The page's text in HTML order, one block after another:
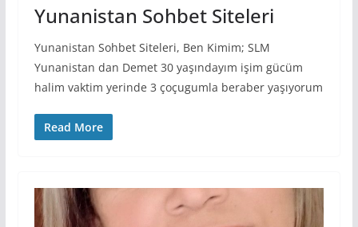
Yunanistan Sohbet Siteleri
Yunanistan Sohbet Siteleri, Ben Kimim; SLM
Yunanistan dan Demet 30 yaşındayım işim gücüm
halim vaktim yerinde 3 çoçugumla beraber yaşıyorum
Read More